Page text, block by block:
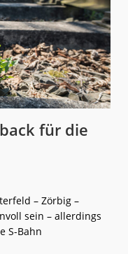
für die
– Zörbig –
sein – allerdings
S-Bahn